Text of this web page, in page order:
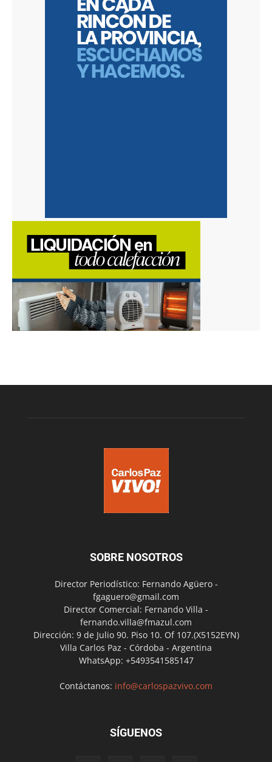
SOBRE NOSOTROS
Director Periodístico: Fernando Agüero -
fgaguero@gmail.com
Director Comercial: Fernando Villa -
fernando.villa@fmazul.com
Dirección: 9 de Julio 90. Piso 10. Of 107.(X5152EYN)
Villa Carlos Paz - Córdoba - Argentina
WhatsApp: +5493541585147
Contáctanos: info@carlospazvivo.com
SÍGUENOS